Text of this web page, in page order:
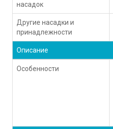
насадок
Другие насадки и
принадлежности
Описание
Особенности